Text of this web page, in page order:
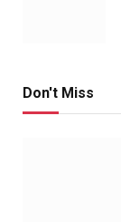
Don't Miss